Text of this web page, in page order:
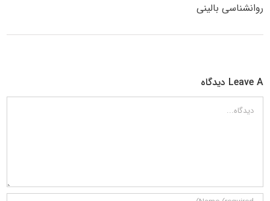
روانشناسی بالینی
Leave A دیدگاه
دیدگاه